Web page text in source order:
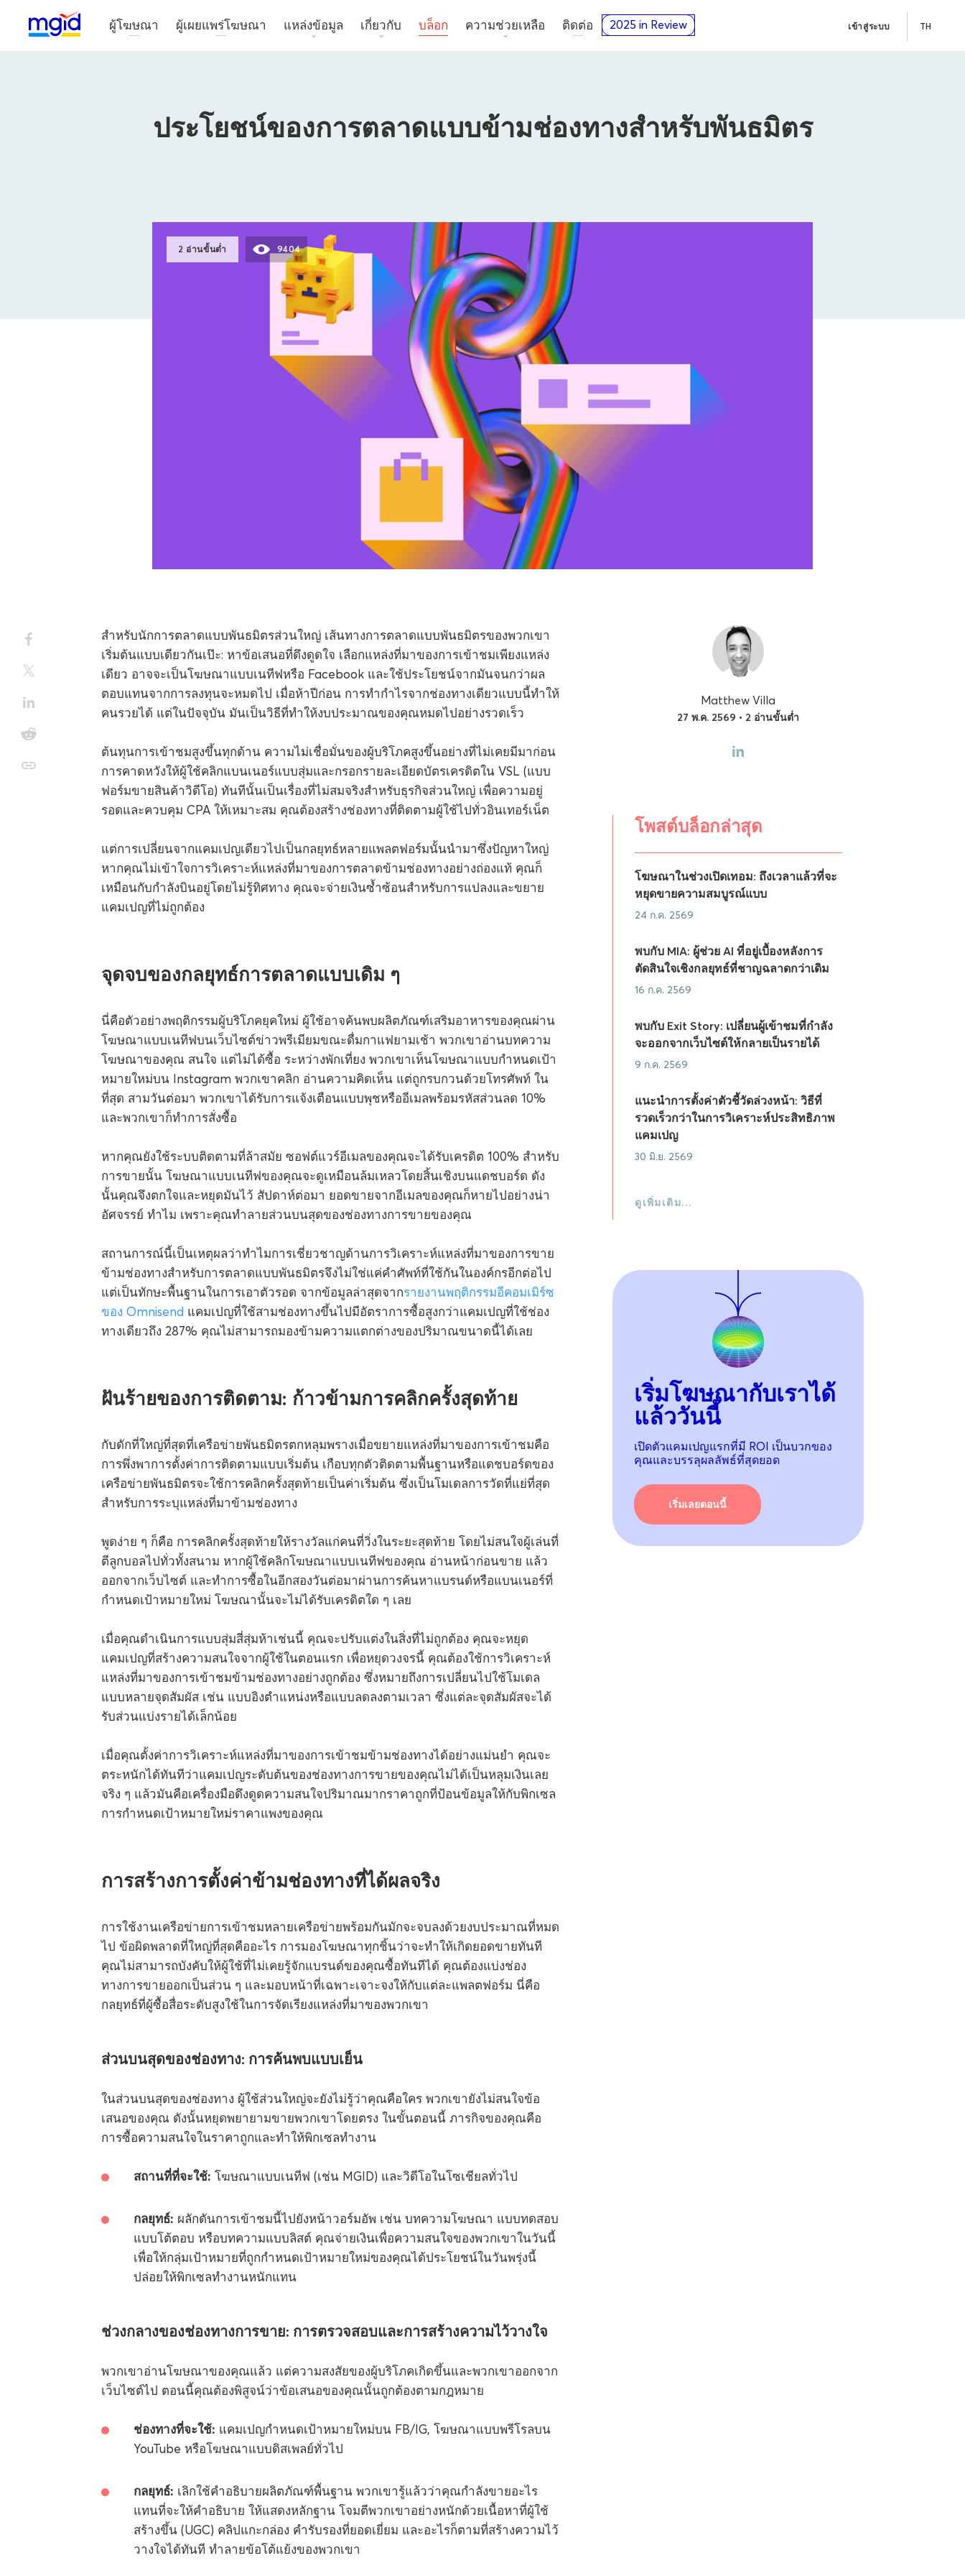
ผู้โฆษณา ผู้เผยแพร่โฆษณา แหล่งข้อมูล เกี่ยวกับ บล็อก ความช่วยเหลือ ติดต่อ 2025 in Review เข้าสู่ระบบ TH
ประโยชน์ของการตลาดแบบข้ามช่องทางสำหรับพันธมิตร
2 อ่านขั้นต่ำ 9404
สำหรับนักการตลาดแบบพันธมิตรส่วนใหญ่ เส้นทางการตลาดแบบพันธมิตรของพวกเขา
เริ่มต้นแบบเดียวกันเป๊ะ: หาข้อเสนอที่ดึงดูดใจ เลือกแหล่งที่มาของการเข้าชมเพียงแหล่ง
เดียว อาจจะเป็นโฆษณาแบบเนทีฟหรือ Facebook และใช้ประโยชน์จากมันจนกว่าผล
ตอบแทนจากการลงทุนจะหมดไป เมื่อห้าปีก่อน การทำกำไรจากช่องทางเดียวแบบนี้ทำให้
คนรวยได้ แต่ในปัจจุบัน มันเป็นวิธีที่ทำให้งบประมาณของคุณหมดไปอย่างรวดเร็ว
ต้นทุนการเข้าชมสูงขึ้นทุกด้าน ความไม่เชื่อมั่นของผู้บริโภคสูงขึ้นอย่างที่ไม่เคยมีมาก่อน
การคาดหวังให้ผู้ใช้คลิกแบนเนอร์แบบสุ่มและกรอกรายละเอียดบัตรเครดิตใน VSL (แบบ
ฟอร์มขายสินค้าวิดีโอ) ทันทีนั้นเป็นเรื่องที่ไม่สมจริงสำหรับธุรกิจส่วนใหญ่ เพื่อความอยู่
รอดและควบคุม CPA ให้เหมาะสม คุณต้องสร้างช่องทางที่ติดตามผู้ใช้ไปทั่วอินเทอร์เน็ต
แต่การเปลี่ยนจากแคมเปญเดียวไปเป็นกลยุทธ์หลายแพลตฟอร์มนั้นนำมาซึ่งปัญหาใหญ่
หากคุณไม่เข้าใจการวิเคราะห์แหล่งที่มาของการตลาดข้ามช่องทางอย่างถ่องแท้ คุณก็
เหมือนกับกำลังบินอยู่โดยไม่รู้ทิศทาง คุณจะจ่ายเงินซ้ำซ้อนสำหรับการแปลงและขยาย
แคมเปญที่ไม่ถูกต้อง
จุดจบของกลยุทธ์การตลาดแบบเดิม ๆ
นี่คือตัวอย่างพฤติกรรมผู้บริโภคยุคใหม่ ผู้ใช้อาจค้นพบผลิตภัณฑ์เสริมอาหารของคุณผ่าน
โฆษณาแบบเนทีฟบนเว็บไซต์ข่าวพรีเมียมขณะดื่มกาแฟยามเช้า พวกเขาอ่านบทความ
โฆษณาของคุณ สนใจ แต่ไม่ได้ซื้อ ระหว่างพักเที่ยง พวกเขาเห็นโฆษณาแบบกำหนดเป้า
หมายใหม่บน Instagram พวกเขาคลิก อ่านความคิดเห็น แต่ถูกรบกวนด้วยโทรศัพท์ ใน
ที่สุด สามวันต่อมา พวกเขาได้รับการแจ้งเตือนแบบพุชหรืออีเมลพร้อมรหัสส่วนลด 10%
และพวกเขาก็ทำการสั่งซื้อ
หากคุณยังใช้ระบบติดตามที่ล้าสมัย ซอฟต์แวร์อีเมลของคุณจะได้รับเครดิต 100% สำหรับ
การขายนั้น โฆษณาแบบเนทีฟของคุณจะดูเหมือนล้มเหลวโดยสิ้นเชิงบนแดชบอร์ด ดัง
นั้นคุณจึงตกใจและหยุดมันไว้ สัปดาห์ต่อมา ยอดขายจากอีเมลของคุณก็หายไปอย่างน่า
อัศจรรย์ ทำไม เพราะคุณทำลายส่วนบนสุดของช่องทางการขายของคุณ
สถานการณ์นี้เป็นเหตุผลว่าทำไมการเชี่ยวชาญด้านการวิเคราะห์แหล่งที่มาของการขาย
ข้ามช่องทางสำหรับการตลาดแบบพันธมิตรจึงไม่ใช่แค่คำศัพท์ที่ใช้กันในองค์กรอีกต่อไป
แต่เป็นทักษะพื้นฐานในการเอาตัวรอด จากข้อมูลล่าสุดจากรายงานพฤติกรรมอีคอมเมิร์ซ
ของ Omnisend แคมเปญที่ใช้สามช่องทางขึ้นไปมีอัตราการซื้อสูงกว่าแคมเปญที่ใช้ช่อง
ทางเดียวถึง 287% คุณไม่สามารถมองข้ามความแตกต่างของปริมาณขนาดนี้ได้เลย
ฝันร้ายของการติดตาม: ก้าวข้ามการคลิกครั้งสุดท้าย
กับดักที่ใหญ่ที่สุดที่เครือข่ายพันธมิตรตกหลุมพรางเมื่อขยายแหล่งที่มาของการเข้าชมคือ
การพึ่งพาการตั้งค่าการติดตามแบบเริ่มต้น เกือบทุกตัวติดตามพื้นฐานหรือแดชบอร์ดของ
เครือข่ายพันธมิตรจะใช้การคลิกครั้งสุดท้ายเป็นค่าเริ่มต้น ซึ่งเป็นโมเดลการวัดที่แย่ที่สุด
สำหรับการระบุแหล่งที่มาข้ามช่องทาง
พูดง่าย ๆ ก็คือ การคลิกครั้งสุดท้ายให้รางวัลแก่คนที่วิ่งในระยะสุดท้าย โดยไม่สนใจผู้เล่นที่
ตีลูกบอลไปทั่วทั้งสนาม หากผู้ใช้คลิกโฆษณาแบบเนทีฟของคุณ อ่านหน้าก่อนขาย แล้ว
ออกจากเว็บไซต์ และทำการซื้อในอีกสองวันต่อมาผ่านการค้นหาแบรนด์หรือแบนเนอร์ที่
กำหนดเป้าหมายใหม่ โฆษณานั้นจะไม่ได้รับเครดิตใด ๆ เลย
เมื่อคุณดำเนินการแบบสุ่มสี่สุ่มห้าเช่นนี้ คุณจะปรับแต่งในสิ่งที่ไม่ถูกต้อง คุณจะหยุด
แคมเปญที่สร้างความสนใจจากผู้ใช้ในตอนแรก เพื่อหยุดวงจรนี้ คุณต้องใช้การวิเคราะห์
แหล่งที่มาของการเข้าชมข้ามช่องทางอย่างถูกต้อง ซึ่งหมายถึงการเปลี่ยนไปใช้โมเดล
แบบหลายจุดสัมผัส เช่น แบบอิงตำแหน่งหรือแบบลดลงตามเวลา ซึ่งแต่ละจุดสัมผัสจะได้
รับส่วนแบ่งรายได้เล็กน้อย
เมื่อคุณตั้งค่าการวิเคราะห์แหล่งที่มาของการเข้าชมข้ามช่องทางได้อย่างแม่นยำ คุณจะ
ตระหนักได้ทันทีว่าแคมเปญระดับต้นของช่องทางการขายของคุณไม่ได้เป็นหลุมเงินเลย
จริง ๆ แล้วมันคือเครื่องมือดึงดูดความสนใจปริมาณมากราคาถูกที่ป้อนข้อมูลให้กับพิกเซล
การกำหนดเป้าหมายใหม่ราคาแพงของคุณ
การสร้างการตั้งค่าข้ามช่องทางที่ได้ผลจริง
การใช้งานเครือข่ายการเข้าชมหลายเครือข่ายพร้อมกันมักจะจบลงด้วยงบประมาณที่หมด
ไป ข้อผิดพลาดที่ใหญ่ที่สุดคืออะไร การมองโฆษณาทุกชิ้นว่าจะทำให้เกิดยอดขายทันที
คุณไม่สามารถบังคับให้ผู้ใช้ที่ไม่เคยรู้จักแบรนด์ของคุณซื้อทันทีได้ คุณต้องแบ่งช่อง
ทางการขายออกเป็นส่วน ๆ และมอบหน้าที่เฉพาะเจาะจงให้กับแต่ละแพลตฟอร์ม นี่คือ
กลยุทธ์ที่ผู้ซื้อสื่อระดับสูงใช้ในการจัดเรียงแหล่งที่มาของพวกเขา
ส่วนบนสุดของช่องทาง: การค้นพบแบบเย็น
ในส่วนบนสุดของช่องทาง ผู้ใช้ส่วนใหญ่จะยังไม่รู้ว่าคุณคือใคร พวกเขายังไม่สนใจข้อ
เสนอของคุณ ดังนั้นหยุดพยายามขายพวกเขาโดยตรง ในขั้นตอนนี้ ภารกิจของคุณคือ
การซื้อความสนใจในราคาถูกและทำให้พิกเซลทำงาน
สถานที่ที่จะใช้: โฆษณาแบบเนทีฟ (เช่น MGID) และวิดีโอในโซเชียลทั่วไป
กลยุทธ์: ผลักดันการเข้าชมนี้ไปยังหน้าวอร์มอัพ เช่น บทความโฆษณา แบบทดสอบ
แบบโต้ตอบ หรือบทความแบบลิสต์ คุณจ่ายเงินเพื่อความสนใจของพวกเขาในวันนี้
เพื่อให้กลุ่มเป้าหมายที่ถูกกำหนดเป้าหมายใหม่ของคุณได้ประโยชน์ในวันพรุ่งนี้
ปล่อยให้พิกเซลทำงานหนักแทน
ช่วงกลางของช่องทางการขาย: การตรวจสอบและการสร้างความไว้วางใจ
พวกเขาอ่านโฆษณาของคุณแล้ว แต่ความสงสัยของผู้บริโภคเกิดขึ้นและพวกเขาออกจาก
เว็บไซต์ไป ตอนนี้คุณต้องพิสูจน์ว่าข้อเสนอของคุณนั้นถูกต้องตามกฎหมาย
ช่องทางที่จะใช้: แคมเปญกำหนดเป้าหมายใหม่บน FB/IG, โฆษณาแบบพรีโรลบน
YouTube หรือโฆษณาแบบดิสเพลย์ทั่วไป
กลยุทธ์: เลิกใช้คำอธิบายผลิตภัณฑ์พื้นฐาน พวกเขารู้แล้วว่าคุณกำลังขายอะไร
แทนที่จะให้คำอธิบาย ให้แสดงหลักฐาน โจมตีพวกเขาอย่างหนักด้วยเนื้อหาที่ผู้ใช้
สร้างขึ้น (UGC) คลิปแกะกล่อง คำรับรองที่ยอดเยี่ยม และอะไรก็ตามที่สร้างความไว้
วางใจได้ทันที ทำลายข้อโต้แย้งของพวกเขา
Matthew Villa
27 พ.ค. 2569 • 2 อ่านขั้นต่ำ
โพสต์บล็อกล่าสุด
โฆษณาในช่วงเปิดเทอม: ถึงเวลาแล้วที่จะ
หยุดขายความสมบูรณ์แบบ
24 ก.ค. 2569
พบกับ MIA: ผู้ช่วย AI ที่อยู่เบื้องหลังการ
ตัดสินใจเชิงกลยุทธ์ที่ชาญฉลาดกว่าเดิม
16 ก.ค. 2569
พบกับ Exit Story: เปลี่ยนผู้เข้าชมที่กำลัง
จะออกจากเว็บไซต์ให้กลายเป็นรายได้
9 ก.ค. 2569
แนะนำการตั้งค่าตัวชี้วัดล่วงหน้า: วิธีที่
รวดเร็วกว่าในการวิเคราะห์ประสิทธิภาพ
แคมเปญ
30 มิ.ย. 2569
ดูเพิ่มเติม…
เริ่มโฆษณากับเราได้
แล้ววันนี้
เปิดตัวแคมเปญแรกที่มี ROI เป็นบวกของ
คุณและบรรลุผลลัพธ์ที่สุดยอด
เริ่มเลยตอนนี้